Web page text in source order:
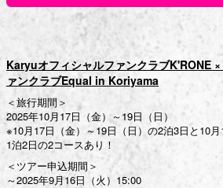
KaryuオフィシャルファンクラブK'RONE
ァンクラブEqual in Koriyama
＜旅行期間＞
2025年10月17日（金）～19日（日）
※10月17日（金）～19日（日）の2泊3日と10
1泊2日の2コースあり！
＜ツアー申込期間＞
～2025年9月16日（火）15:00